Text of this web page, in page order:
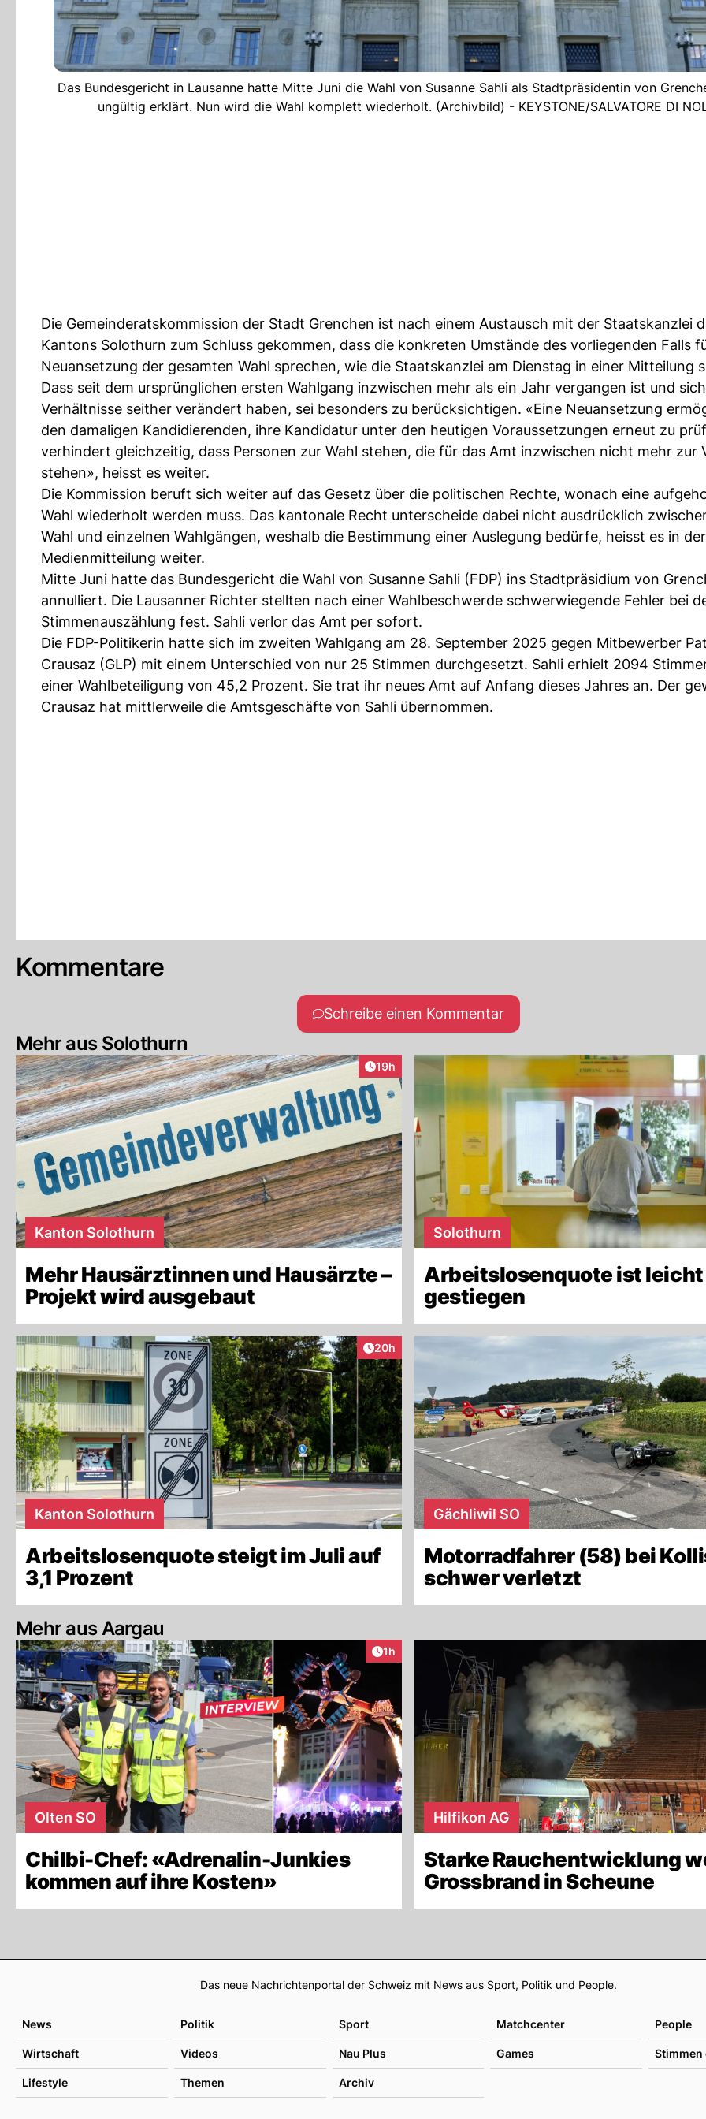
Das Bundesgericht in Lausanne hatte Mitte Juni die Wahl von Susanne Sahli als Stadtpräsidentin von
ungültig erklärt. Nun wird die Wahl komplett wiederholt. (Archivbild) - KEYSTONE/SALVATORE DI
Die Gemeinderatskommission der Stadt Grenchen ist nach einem Austausch mit der Staatskanzlei
Kantons Solothurn zum Schluss gekommen, dass die konkreten Umstände des vorliegenden Falls
Neuansetzung der gesamten Wahl sprechen, wie die Staatskanzlei am Dienstag in einer Mitteilung
Dass seit dem ursprünglichen ersten Wahlgang inzwischen mehr als ein Jahr vergangen ist und
Verhältnisse seither verändert haben, sei besonders zu berücksichtigen. «Eine Neuansetzung
den damaligen Kandidierenden, ihre Kandidatur unter den heutigen Voraussetzungen erneut zu
verhindert gleichzeitig, dass Personen zur Wahl stehen, die für das Amt inzwischen nicht mehr zur
stehen», heisst es weiter.
Die Kommission beruft sich weiter auf das Gesetz über die politischen Rechte, wonach eine
Wahl wiederholt werden muss. Das kantonale Recht unterscheide dabei nicht ausdrücklich
Wahl und einzelnen Wahlgängen, weshalb die Bestimmung einer Auslegung bedürfe, heisst es in der
Medienmitteilung weiter.
Mitte Juni hatte das Bundesgericht die Wahl von Susanne Sahli (FDP) ins Stadtpräsidium von
annulliert. Die Lausanner Richter stellten nach einer Wahlbeschwerde schwerwiegende Fehler bei
Stimmenauszählung fest. Sahli verlor das Amt per sofort.
Die FDP-Politikerin hatte sich im zweiten Wahlgang am 28. September 2025 gegen Mitbewerber
Crausaz (GLP) mit einem Unterschied von nur 25 Stimmen durchgesetzt. Sahli erhielt 2094
einer Wahlbeteiligung von 45,2 Prozent. Sie trat ihr neues Amt auf Anfang dieses Jahres an. Der
Crausaz hat mittlerweile die Amtsgeschäfte von Sahli übernommen.
Kommentare
Schreibe einen Kommentar
Mehr aus Solothurn
Artikel veröffentlicht:
19h
Kanton Solothurn
Mehr Hausärztinnen und Hausärzte –
Projekt wird ausgebaut
Solothurn
Arbeitslosenquote ist leicht
gestiegen
Artikel veröffentlicht:
20h
Kanton Solothurn
Arbeitslosenquote steigt im Juli auf
3,1 Prozent
Gächliwil SO
Motorradfahrer (58) bei
schwer verletzt
Mehr aus Aargau
Artikel veröffentlicht:
1h
Olten SO
Chilbi-Chef: «Adrenalin-Junkies
kommen auf ihre Kosten»
Hilfikon AG
Starke Rauchentwicklung
Grossbrand in Scheune
Footer
Das neue Nachrichtenportal der Schweiz mit News aus Sport, Politik und People.
News Politik Sport Matchcenter People
Wirtschaft Videos Nau Plus Games Stimmen
Lifestyle Themen Archiv